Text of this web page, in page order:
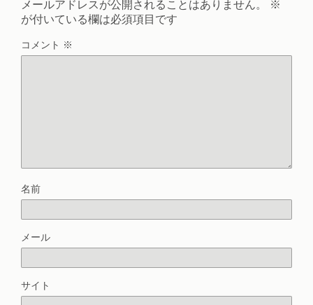
メールアドレスが公開されることはありません。
※
が付いている欄は必須項目です
コメント ※
名前
メール
サイト